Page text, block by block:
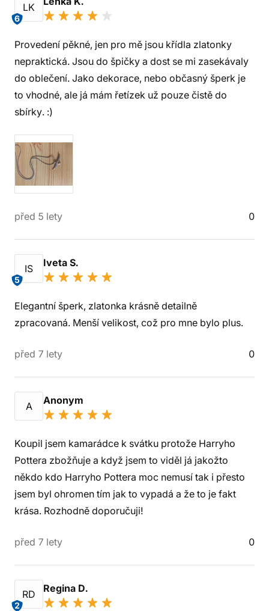
LK
6
Provedení pěkné, jen pro mě jsou křídla zlatonky
nepraktická. Jsou do špičky a dost se mi zasekávaly
do oblečení. Jako dekorace, nebo občasný šperk je
to vhodné, ale já mám řetízek už pouze čistě do
sbírky. :)
před 5 lety 0
IS
5
Iveta S.
Elegantní šperk, zlatonka krásně detailně
zpracovaná. Menší velikost, což pro mne bylo plus.
před 7 lety 0
A Anonym
Koupil jsem kamarádce k svátku protože Harryho
Pottera zbožňuje a když jsem to viděl já jakožto
někdo kdo Harryho Pottera moc nemusí tak i přesto
jsem byl ohromen tím jak to vypadá a že to je fakt
krása. Rozhodně doporučuji!
před 7 lety 0
RD
2
Regina D.